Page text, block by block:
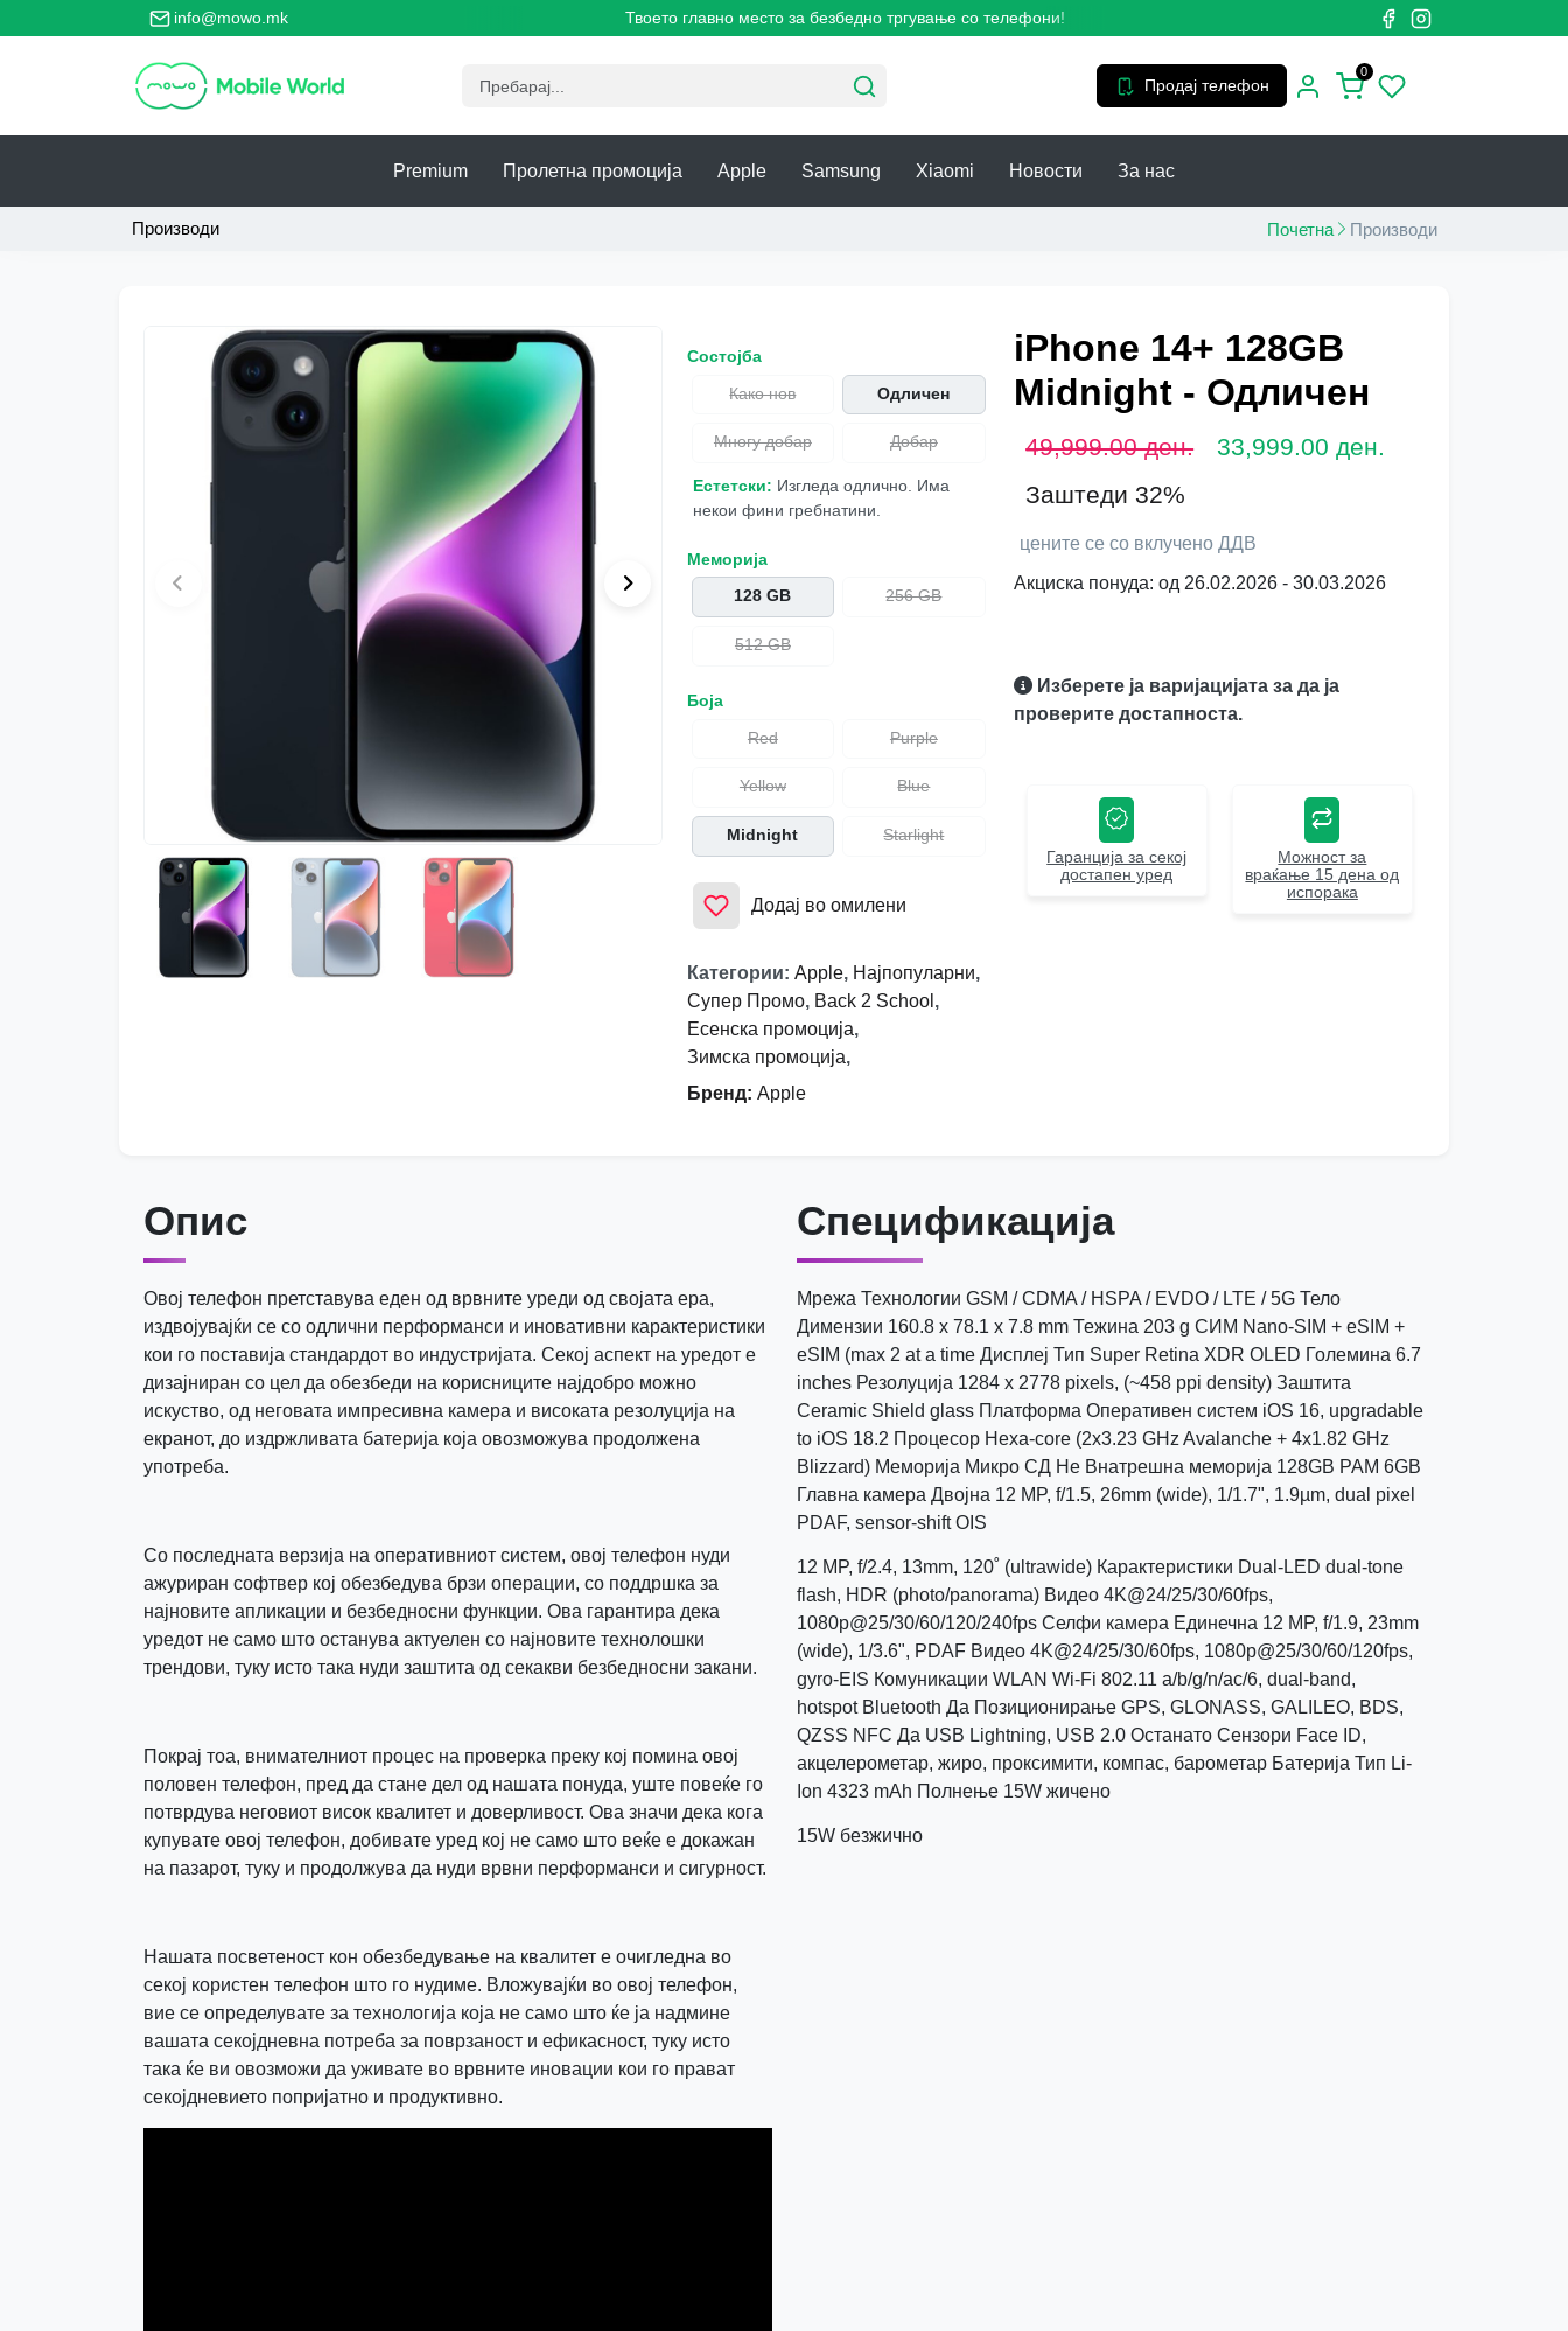
info@mowo.mk
главно место за безбедно тргување со телефони! Твоето главно место за безбедно тргување со телефони!
Продај телефон
0
Premium Пролетна промоција Apple Samsung Xiaomi Новости За нас
Производи Почетна Производи
Состојба
Како нов
Одличен
Многу добар Добар
Естетски: Изгледа одлично. Има
некои фини гребнатини.
Меморија
128 GB
256 GB
512 GB
Боја
Red
Purple
Yellow Blue
Midnight Starlight
Додај во омилени
Категории:Apple, Најпопуларни,
Супер Промо, Back 2 School ,
Есенска промоција,
Зимска промоција,
Бренд:Apple
iPhone 14+ 128GB
Midnight - Одличен
49,999.00 ден.
33,999.00 ден.
Заштеди 32%
цените се со вклучено ДДВ
Акциска понуда: од 26.02.2026 - 30.03.2026
Изберете ја варијацијата за да ја
проверите достапноста.
Гаранција за секој
достапен уред
Можност за
враќање 15 дена од
испорака
Опис
Овој телефон претставува еден од врвните уреди од својата ера,
издвојувајќи се со одлични перформанси и иновативни карактеристики
кои го поставија стандардот во индустријата. Секој аспект на уредот е
дизајниран со цел да обезбеди на корисниците најдобро можно
искуство, од неговата импресивна камера и високата резолуција на
екранот, до издржливата батерија која овозможува продолжена
употреба.
Со последната верзија на оперативниот систем, овој телефон нуди
ажуриран софтвер кој обезбедува брзи операции, со поддршка за
најновите апликации и безбедносни функции. Ова гарантира дека
уредот не само што останува актуелен со најновите технолошки
трендови, туку исто така нуди заштита од секакви безбедносни закани.
Покрај тоа, внимателниот процес на проверка преку кој помина овој
половен телефон, пред да стане дел од нашата понуда, уште повеќе го
потврдува неговиот висок квалитет и доверливост. Ова значи дека кога
купувате овој телефон, добивате уред кој не само што веќе е докажан
на пазарот, туку и продолжува да нуди врвни перформанси и сигурност.
Нашата посветеност кон обезбедување на квалитет е очигледна во
секој користен телефон што го нудиме. Вложувајќи во овој телефон,
вие се определувате за технологија која не само што ќе ја надмине
вашата секојдневна потреба за поврзаност и ефикасност, туку исто
така ќе ви овозможи да уживате во врвните иновации кои го прават
секојдневието попријатно и продуктивно.
Спецификација
Мрежа Технологии GSM / CDMA / HSPA / EVDO / LTE / 5G Тело
Димензии 160.8 x 78.1 x 7.8 mm Тежина 203 g СИМ Nano-SIM + eSIM +
eSIM (max 2 at a time Дисплеј Тип Super Retina XDR OLED Големина 6.7
inches Резолуција 1284 x 2778 pixels, (~458 ppi density) Заштита
Ceramic Shield glass Платформа Оперативен систем iOS 16, upgradable
to iOS 18.2 Процесор Hexa-core (2x3.23 GHz Avalanche + 4x1.82 GHz
Blizzard) Меморија Микро СД Не Внатрешна меморија 128GB РАМ 6GB
Главна камера Двојна 12 MP, f/1.5, 26mm (wide), 1/1.7", 1.9µm, dual pixel
PDAF, sensor-shift OIS
12 MP, f/2.4, 13mm, 120˚ (ultrawide) Карактеристики Dual-LED dual-tone
flash, HDR (photo/panorama) Видео 4K@24/25/30/60fps,
1080p@25/30/60/120/240fps Селфи камера Единечна 12 MP, f/1.9, 23mm
(wide), 1/3.6", PDAF Видео 4K@24/25/30/60fps, 1080p@25/30/60/120fps,
gyro-EIS Комуникации WLAN Wi-Fi 802.11 a/b/g/n/ac/6, dual-band,
hotspot Bluetooth Да Позиционирање GPS, GLONASS, GALILEO, BDS,
QZSS NFC Да USB Lightning, USB 2.0 Останато Сензори Face ID,
акцелерометар, жиро, проксимити, компас, барометар Батерија Тип Li-
Ion 4323 mAh Полнење 15W жичено
15W безжично